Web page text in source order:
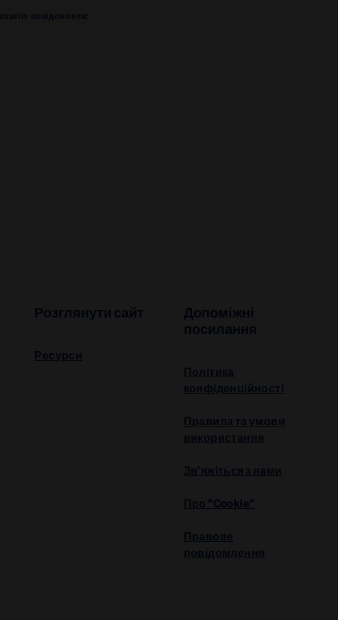
повідомляти:
Розглянути сайт
Ресурси
Допоміжні
посилання
Політика
конфіденційності
Правила та умови
використання
Зв’яжіться з нами
Про "Cookie"
Правове
повідомлення